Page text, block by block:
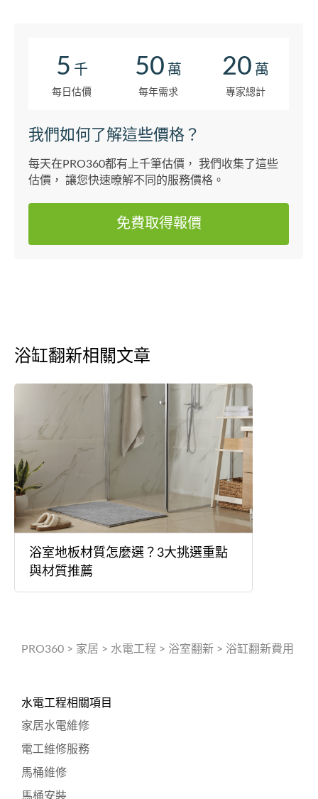
5 千
每日估價
50 萬
每年需求
20 萬
專家總計
我們如何了解這些價格？
每天在PRO360都有上千筆估價， 我們收集了這些
估價， 讓您快速暸解不同的服務價格。
免費取得報價
浴缸翻新相關文章
浴室地板材質怎麼選？3大挑選重點
與材質推薦
PRO360 > 家居 > 水電工程 > 浴室翻新 > 浴缸翻新費用
水電工程相關項目
家居水電維修
電工維修服務
馬桶維修
馬桶安裝